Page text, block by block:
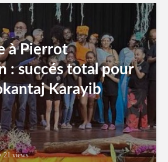
à Pierrot
: succés total pour
Karayib
21 views